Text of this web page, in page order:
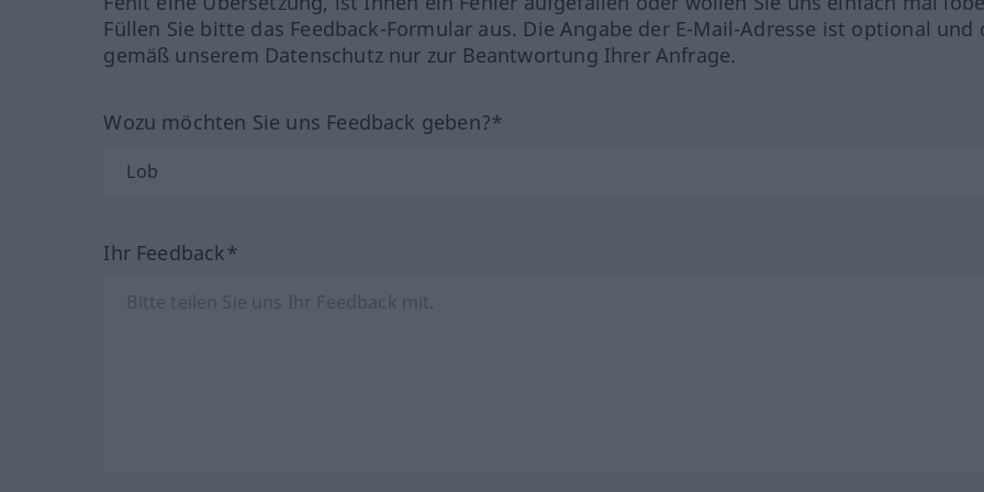
Füllen Sie bitte das Feedback-Formular aus. Die Angabe der E-Mail-Adresse ist optional und
gemäß unserem Datenschutz nur zur Beantwortung Ihrer Anfrage.
Wozu möchten Sie uns Feedback geben?*
Ihr Feedback*